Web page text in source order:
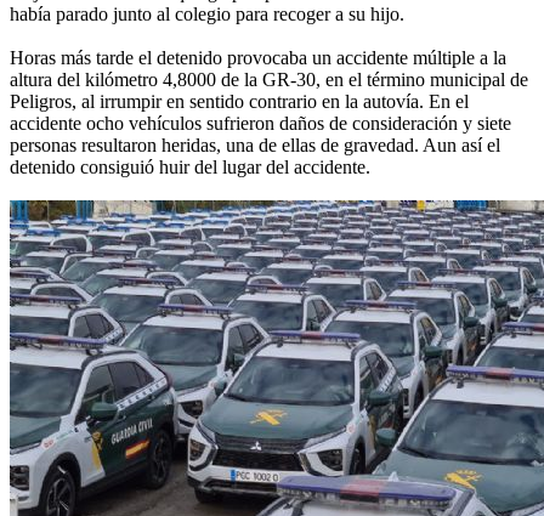
había parado junto al colegio para recoger a su hijo.
Horas más tarde el detenido provocaba un accidente múltiple a la
altura del kilómetro 4,8000 de la GR-30, en el término municipal de
Peligros, al irrumpir en sentido contrario en la autovía. En el
accidente ocho vehículos sufrieron daños de consideración y siete
personas resultaron heridas, una de ellas de gravedad. Aun así el
detenido consiguió huir del lugar del accidente.